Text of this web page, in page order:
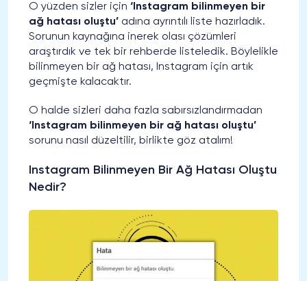
O yüzden sizler için ‘Instagram bilinmeyen bir
ağ hatası oluştu’ adına ayrıntılı liste hazırladık.
Sorunun kaynağına inerek olası çözümleri
araştırdık ve tek bir rehberde listeledik. Böylelikle
bilinmeyen bir ağ hatası, Instagram için artık
geçmişte kalacaktır.
O halde sizleri daha fazla sabırsızlandırmadan
‘Instagram bilinmeyen bir ağ hatası oluştu’
sorunu nasıl düzeltilir, birlikte göz atalım!
Instagram Bilinmeyen Bir Ağ Hatası Oluştu
Nedir?